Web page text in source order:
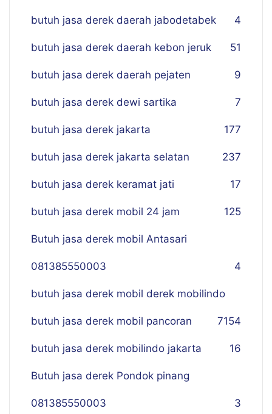
butuh jasa derek daerah jabodetabek 4
butuh jasa derek daerah kebon jeruk 51
butuh jasa derek daerah pejaten 9
butuh jasa derek dewi sartika 7
butuh jasa derek jakarta 177
butuh jasa derek jakarta selatan 237
butuh jasa derek keramat jati 17
butuh jasa derek mobil 24 jam 125
Butuh jasa derek mobil Antasari
081385550003 4
butuh jasa derek mobil derek mobilindo
154
butuh jasa derek mobil pancoran 7
butuh jasa derek mobilindo jakarta 16
Butuh jasa derek Pondok pinang
081385550003 3